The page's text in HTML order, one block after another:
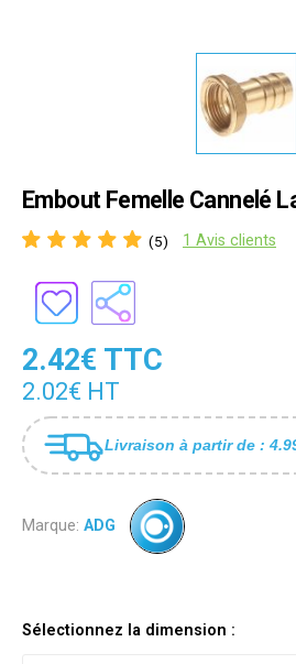
Embout Femelle Cannelé
(5) 1 Avis clients
2.42€ TTC
2.02€ HT
Livraison à partir de :
Marque: ADG
Sélectionnez la dimension :